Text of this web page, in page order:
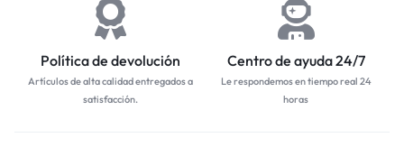
Política de devolución
Artículos de alta calidad entregados a
satisfacción.
Centro de ayuda 24/7
Le respondemos en tiempo real 24
horas